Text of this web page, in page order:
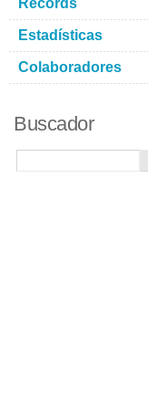
Records
Estadísticas
Colaboradores
Buscador